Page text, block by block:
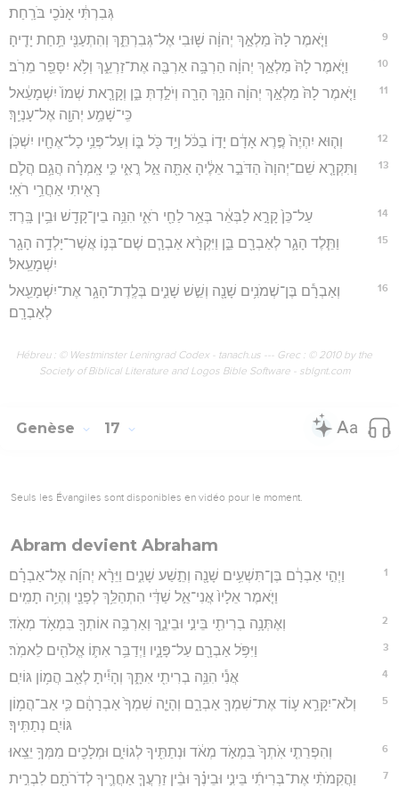
גְּבִרְתִּ֔י אָנֹכִ֖י בֹּרַֽחַת׃
9 וַיֹּ֤אמֶר לָהּ֙ מַלְאַ֣ךְ יְהוָ֔ה שׁ֖וּבִי אֶל־גְּבִרְתֵּ֑ךְ וְהִתְעַנִּ֖י תַּ֥חַת יָדֶֽיהָ׃
10 וַיֹּ֤אמֶר לָהּ֙ מַלְאַ֣ךְ יְהוָ֔ה הַרְבָּ֥ה אַרְבֶּ֖ה אֶת־זַרְעֵ֑ךְ וְלֹ֥א יִסָּפֵ֖ר מֵרֹֽב׃
11
וַיֹּ֤אמֶר לָהּ֙ מַלְאַ֣ךְ יְהוָ֔ה הִנָּ֥ךְ הָרָ֖ה וְיֹלַ֣דְתְּ בֵּ֑ן וְקָרָ֤את שְׁמוֹ֙ יִשְׁמָעֵ֔אל
כִּֽי־שָׁמַ֥ע יְהוָ֖ה אֶל־עָנְיֵֽךְ׃
12 וְה֤וּא יִהְיֶה֙ פֶּ֣רֶא אָדָ֔ם יָד֣וֹ בַכֹּ֔ל וְיַ֥ד כֹּ֖ל בּ֑וֹ וְעַל־פְּנֵ֥י כָל־אֶחָ֖יו יִשְׁכֹּֽן׃
13
וַתִּקְרָ֤א שֵׁם־יְהוָה֙ הַדֹּבֵ֣ר אֵלֶ֔יהָ אַתָּ֖ה אֵ֣ל רֳאִ֑י כִּ֣י אָֽמְרָ֗ה הֲגַ֥ם הֲלֹ֛ם
רָאִ֖יתִי אַחֲרֵ֥י רֹאִֽי׃
14 עַל־כֵּן֙ קָרָ֣א לַבְּאֵ֔ר בְּאֵ֥ר לַחַ֖י רֹאִ֑י הִנֵּ֥ה בֵין־קָדֵ֖שׁ וּבֵ֥ין בָּֽרֶד׃
15
וַתֵּ֧לֶד הָגָ֛ר לְאַבְרָ֖ם בֵּ֑ן וַיִּקְרָ֨א אַבְרָ֧ם שֶׁם־בְּנ֛וֹ אֲשֶׁר־יָלְדָ֥ה הָגָ֖ר
יִשְׁמָעֵֽאל׃
16
וְאַבְרָ֕ם בֶּן־שְׁמֹנִ֥ים שָׁנָ֖ה וְשֵׁ֣שׁ שָׁנִ֑ים בְּלֶֽדֶת־הָגָ֥ר אֶת־יִשְׁמָעֵ֖אל
לְאַבְרָֽם׃
Hébreu : © Westminster Leningrad Codex - tanach.us --- Grec : © 2010 by the
Society of Biblical Literature and Logos Bible Software - sblgnt.com
Genèse 17
Seuls les Évangiles sont disponibles en vidéo pour le moment.
Abram devient Abraham
1
וַיְהִ֣י אַבְרָ֔ם בֶּן־תִּשְׁעִ֥ים שָׁנָ֖ה וְתֵ֣שַׁע שָׁנִ֑ים וַיֵּרָ֨א יְהוָ֜ה אֶל־אַבְרָ֗ם
וַיֹּ֤אמֶר אֵלָיו֙ אֲנִי־אֵ֣ל שַׁדַּ֔י הִתְהַלֵּ֥ךְ לְפָנַ֖י וֶהְיֵ֥ה תָמִֽים׃
2 וְאֶתְּנָ֥ה בְרִיתִ֖י בֵּינִ֣י וּבֵינֶ֑ךָ וְאַרְבֶּ֥ה אוֹתְךָ֖ בִּמְאֹ֥ד מְאֹֽד׃
3 וַיִּפֹּ֥ל אַבְרָ֖ם עַל־פָּנָ֑יו וַיְדַבֵּ֥ר אִתּ֛וֹ אֱלֹהִ֖ים לֵאמֹֽר׃
4 אֲנִ֕י הִנֵּ֥ה בְרִיתִ֖י אִתָּ֑ךְ וְהָיִ֕יתָ לְאַ֖ב הֲמ֥וֹן גּוֹיִֽם׃
5
וְלֹא־יִקָּרֵ֥א ע֛וֹד אֶת־שִׁמְךָ֖ אַבְרָ֑ם וְהָיָ֤ה שִׁמְךָ֙ אַבְרָהָ֔ם כִּ֛י אַב־הֲמ֥וֹן
גּוֹיִ֖ם נְתַתִּֽיךָ׃
6 וְהִפְרֵתִ֤י אֹֽתְךָ֙ בִּמְאֹ֣ד מְאֹ֔ד וּנְתַתִּ֖יךָ לְגוֹיִ֑ם וּמְלָכִ֖ים מִמְּךָ֥ יֵצֵֽאוּ׃
7
וַהֲקִמֹתִ֨י אֶת־בְּרִיתִ֜י בֵּינִ֣י וּבֵינֶ֗ךָ וּבֵ֨ין זַרְעֲךָ֧ אַחֲרֶ֛יךָ לְדֹרֹתָ֖ם לִבְרִ֣ית